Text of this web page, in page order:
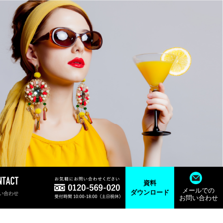
合わせ
資料
ダウンロード
メールでの
お問い合わせ